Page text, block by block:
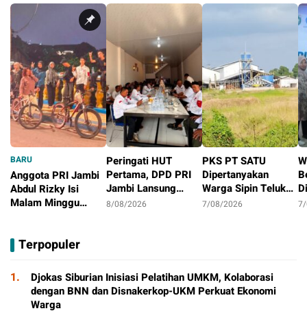
BARU
Anggota PRI Jambi
Abdul Rizky Isi
Malam Minggu
Aktivitas Positif
Peringati HUT
Pertama, DPD PRI
Jambi Lansung
Berbagi Dengan
8/08/2026
PKS PT SATU
Dipertanyakan
Warga Sipin Teluk
Duren, Jarak Dekat
7/08/2026
Terpopuler
1.
Djokas Siburian Inisiasi Pelatihan UMKM, Kolaborasi
dengan BNN dan Disnakerkop-UKM Perkuat Ekonomi
Warga